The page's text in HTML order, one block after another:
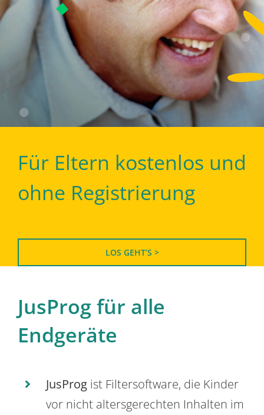
Für Eltern kostenlos und
ohne Registrierung
LOS GEHT’S >
JusProg für alle
Endgeräte
JusProg ist Filtersoftware, die Kinder
vor nicht altersgerechten Inhalten im